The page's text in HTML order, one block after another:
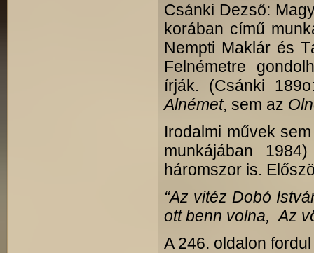
Csánki Dezső:
korában című
Nempti Maklár és
Felnémetre
írják. (Csánki
Alnémet, sem az
Irodalmi művek
munkájában
háromszor is.
“Az vitéz Dobó
ott benn volna, Az
A 246. oldalon